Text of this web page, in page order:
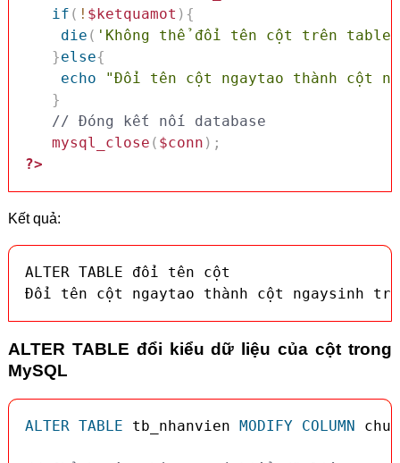
if ( ! $ketquamot ) {
die ( 'Không thể đổi tên cột trên table
}else{
echo
"Đổi tên cột ngaytao thành cột
}
// Đóng kết nối database
mysql_close ( $conn ) ;
?>
Kết quả:
ALTER TABLE đổi tên cột
Đổi tên cột ngaytao thành cột ngaysinh
ALTER TABLE đổi kiểu dữ liệu của cột trong
MySQL
ALTER TABLE tb_nhanvien MODIFY COLUMN